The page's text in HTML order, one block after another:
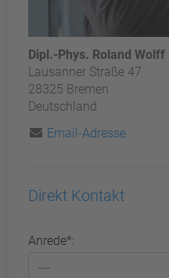
Dipl.-Phys. Roland Wolff
Lausanner Straße 47
28325 Bremen
Deutschland
Email-Adresse
Direkt Kontakt
Anrede*: